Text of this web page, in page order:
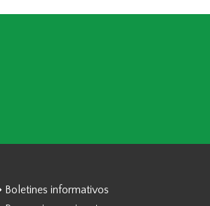
Boletines informativos